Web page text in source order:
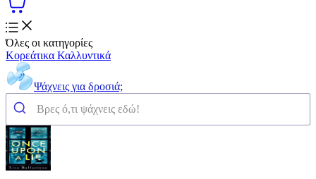
Όλες οι κατηγορίες
Κορεάτικα Καλλυντικά
Ψάχνεις για δροσιά;